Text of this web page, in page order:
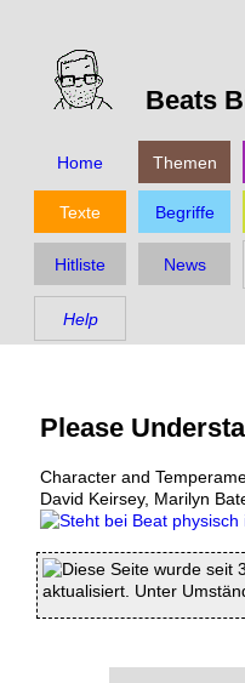
Beats
Home Themen
Texte Begriffe
Hitliste News
Help
Please
Character and
David Keirsey, Marilyn
Diese Seite wurde seit
aktualisiert. Unter